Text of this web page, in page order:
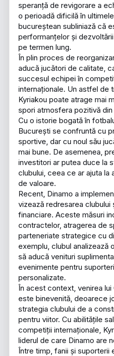
speranță de revigorare a
o perioadă dificilă în
bucureștean subliniază că
performanțelor și
pe termen lung.
În plin proces de
aducă jucători de calitate,
succesul echipei în
internaționale. Un astfel de
Kyriakou poate atrage mai
spori atmosfera pozitivă din
Cu o istorie bogată în
București se confruntă cu
sportive, dar cu noul său
mai bune. De asemenea,
investitori ar putea duce la
clubului, ceea ce ar ajuta la
de valoare.
Recent, Dinamo a
vizează redresarea clubului
financiare. Aceste măsuri
contractelor, atragerea de
parteneriate strategice cu
exemplu, clubul analizează
să aducă venituri
evenimente pentru
personalizate.
În acest context, venirea lui
este binevenită, deoarece
strategia clubului de a
pentru viitor. Cu abilitățile
competiții internaționale,
liderul de care Dinamo are
Între timp, fanii și suporterii